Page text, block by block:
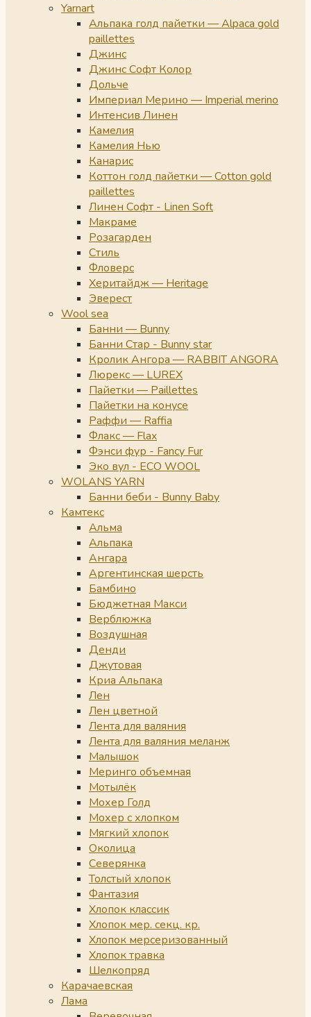
Yarnart
Альпака голд пайетки — Alpaca gold
paillettes
Джинс
Джинс Софт Колор
Дольче
Империал Мерино — Imperial merino
Интенсив Линен
Камелия
Камелия Нью
Канарис
Коттон голд пайетки — Cotton gold
paillettes
Линен Софт - Linen Soft
Макраме
Розагарден
Стиль
Фловерс
Херитайдж — Heritage
Эверест
Wool sea
Банни — Bunny
Банни Стар - Bunny star
Кролик Ангора — RABBIT ANGORA
Люрекс — LUREX
Пайетки — Paillettes
Пайетки на конусе
Раффи — Raffia
Флакс — Flax
Фэнси фур - Fancy Fur
Эко вул - ECO WOOL
WOLANS YARN
Банни беби - Bunny Baby
Камтекс
Альма
Альпака
Ангара
Аргентинская шерсть
Бамбино
Бюджетная Макси
Верблюжка
Воздушная
Денди
Джутовая
Криа Альпака
Лен
Лен цветной
Лента для валяния
Лента для валяния меланж
Малышок
Меринго объемная
Мотылёк
Мохер Голд
Мохер с хлопком
Мягкий хлопок
Околица
Северянка
Толстый хлопок
Фантазия
Хлопок классик
Хлопок мер. секц. кр.
Хлопок мерсеризованный
Хлопок травка
Шелкопряд
Карачаевская
Лама